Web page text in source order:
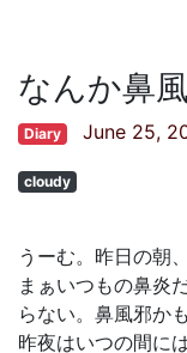
なんか鼻
Diary June 25,
cloudy
うーむ。昨日の朝
まぁいつもの鼻炎
らない。鼻風邪か
昨夜はいつの間に